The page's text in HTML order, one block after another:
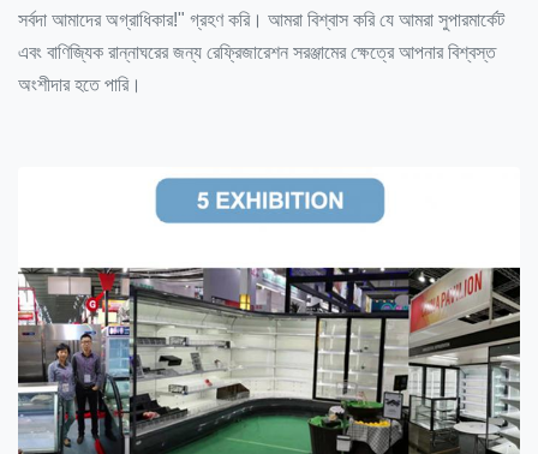
সর্বদা আমাদের অগ্রাধিকার!" গ্রহণ করি। আমরা বিশ্বাস করি যে আমরা সুপারমার্কেট
এবং বাণিজ্যিক রান্নাঘরের জন্য রেফ্রিজারেশন সরঞ্জামের ক্ষেত্রে আপনার বিশ্বস্ত
অংশীদার হতে পারি।